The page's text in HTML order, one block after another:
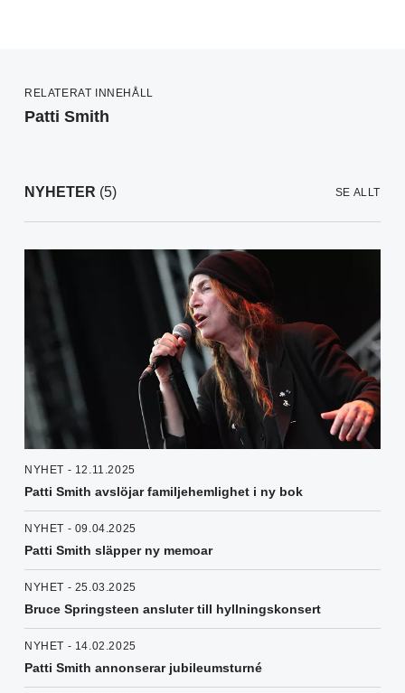
RELATERAT INNEHÅLL
Patti Smith
NYHETER (5) SE ALLT
NYHET - 12.11.2025
Patti Smith avslöjar familjehemlighet i ny bok
NYHET - 09.04.2025
Patti Smith släpper ny memoar
NYHET - 25.03.2025
Bruce Springsteen ansluter till hyllningskonsert
NYHET - 14.02.2025
Patti Smith annonserar jubileumsturné